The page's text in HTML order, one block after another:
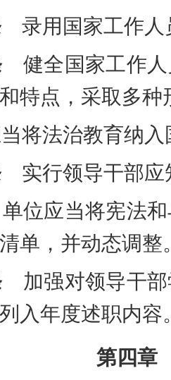
录用国家工作人
健全国家工作人
特点，采取多种
将法治教育纳
实行领导干部应
位应当将宪法
单，并动态调整
加强对领导干部
入年度述职内容
第四章